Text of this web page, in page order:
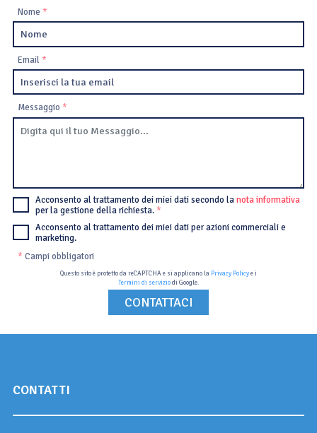
Nome *
Email *
Messaggio *
Acconsento al trattamento dei miei dati secondo lanota informativa
per la gestione della richiesta.*
Acconsento al trattamento dei miei dati per azioni commerciali e
marketing.
* Campi obbligatori
Questo sito è protetto da reCAPTCHA e si applicano la Privacy Policye i
Termini di serviziodi Google.
CONTATTI